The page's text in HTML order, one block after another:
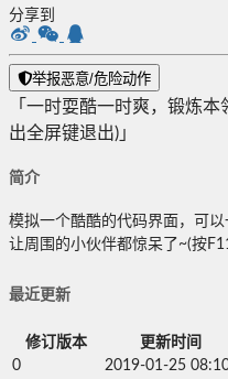
分享到
举报恶意/危险动作
「一时耍酷一时爽，锻炼
出全屏键退出)」
简介
模拟一个酷酷的代码界面，可
让周围的小伙伴都惊呆了~(按
最近更新
修订版本 更新时间
0
2019-01-25